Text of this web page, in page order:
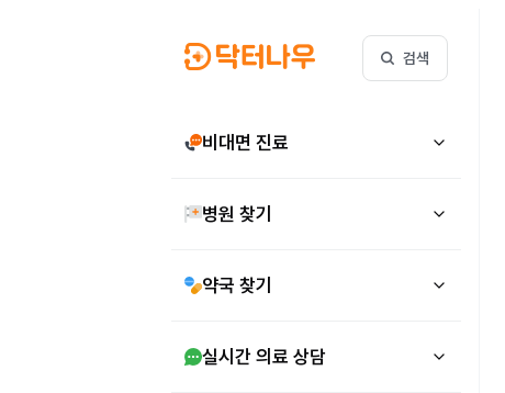
검색
비대면 진료
병원 찾기
약국 찾기
실시간 의료 상담